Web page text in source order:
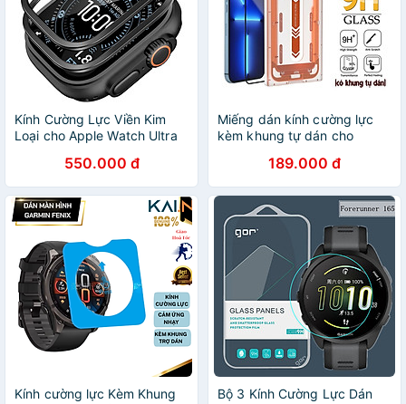
Kính Cường Lực Viền Kim
Loại cho Apple Watch Ultra
Screen Protector – Hàng
Chính Hãng
550.000 đ
Miếng dán kính cường lực
kèm khung tự dán cho
Plus hiệu WiWU iVista - vát
cạnh 2.5D, chống bám vân
tay, mỏng 0.3mm - Hàng
nhập khẩu
189.000 đ
Kính cường lực Kèm Khung
Bộ 3 Kính Cường Lực Dán